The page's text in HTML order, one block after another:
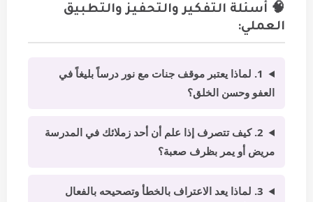
🧠 أسئلة التفكير والتحفيز والتطبيق
العملي:
1. لماذا يعتبر موقف جنات مع نور درساً بليغاً في
العفو وحسن الخلق؟
2. كيف تتصرف إذا علم أن أحد زملائك في المدرسة
مريض أو يمر بظرف صعبة؟
3. لماذا يعد الاعتراف بالخطأ وتصحيحه بالفعال